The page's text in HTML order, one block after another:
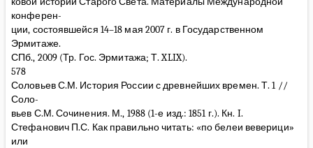
конферен-
ции, состоявшейся 14–18 мая 2007 г. в Государственном
Эрмитаже.
СПб., 2009 (Тр. Гос. Эрмитажа; Т. XLIX).
578
Соловьев С.М. История России с древнейших времен. Т. 1 //
Соло-
вьев С.М. Сочинения. М., 1988 (1-е изд.: 1851 г.). Кн. I.
Стефанович П.С. Как правильно читать: «по белеи веверици»
или